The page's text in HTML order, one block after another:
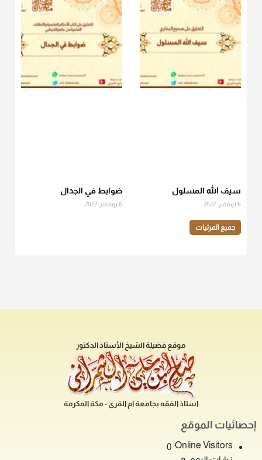
دفعزكاة الفطرللمسكين القريب صدقة وصلة وهو أفضل من
دفعها للبعيد ولا تغرك مظاهر ووظائف بعض الأقارب فإن
منذ 3 شهر
سيف الله المسلول
6 نوفمبر، 2022
ضوابط في الجدال
6 نوفمبر، 2022
جميع المرئيات
موقع فضيلة الشيخ الأستاذ الدكتور
استاذ الفقه بجامعة ام القرى - مكة المكرمة
إحصائيات الموقع
Online Visitors:
0